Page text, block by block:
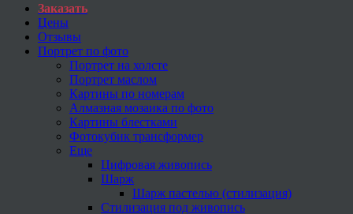
Заказать
Цены
Отзывы
Портрет по фото
Портрет на холсте
Портрет маслом
Картины по номерам
Алмазная мозаика по фото
Картины блестками
Фотокубик трансформер
Еще
Цифровая живопись
Шарж
Шарж пастелью (стилизация)
Стилизация под живопись